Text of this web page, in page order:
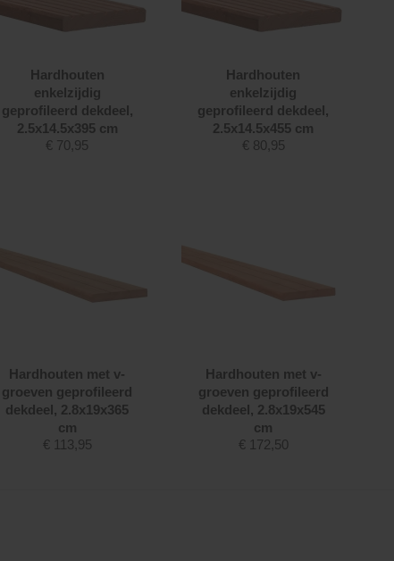
Hardhouten
enkelzijdig
geprofileerd dekdeel,
2.5x14.5x395 cm
€ 70,95
Hardhouten
enkelzijdig
geprofileerd dekdeel,
2.5x14.5x455 cm
€ 80,95
Hardhouten met v-
groeven geprofileerd
dekdeel, 2.8x19x365
cm
€ 113,95
Hardhouten met v-
groeven geprofileerd
dekdeel, 2.8x19x545
cm
€ 172,50